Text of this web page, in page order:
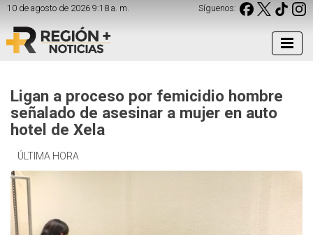
10 de agosto de 2026 9:18 a. m. Síguenos:
Ligan a proceso por femicidio hombre
señalado de asesinar a mujer en auto
hotel de Xela
ÚLTIMA HORA